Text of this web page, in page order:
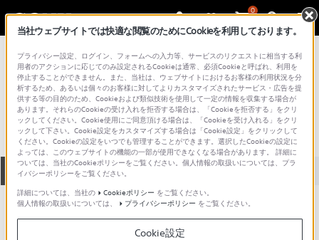
0
総合サポート・お問い合わせ その他のデジタルミュージックプレーヤー
NW-S746
全て ダウンロード 取扱説明書 Q&A
製品に関する重要なお知らせ
お知らせ
当社ウェブサイトでは快適な閲覧のためにCookieを利用しております。
プライバシー設定、ログイン、フォームへの入力等、サービスのリクエストに相当する利
用者のアクションに応じてのみ設定されるCookieは通常、必須Cookieと呼ばれ、利用を
停止することができません。また、当社は、ウェブサイトにおけるお客様の利用状況を分
析するため、あるいは個々のお客様に対してよりカスタマイズされたサービス・広告を提
供する等の目的のため、Cookieおよび類似技術を使用して一定の情報を収集する場合が
あります。それらのCookieの受け入れを拒否する場合は、「Cookieを拒否する」をクリ
ックしてください。Cookie使用にご同意頂ける場合は、「Cookieを受け入れる」をクリ
ックして下さい。Cookie設定をカスタマイズする場合は「Cookie設定」をクリックして
ください。Cookieの設定をいつでも管理することができます。選択したCookieの設定に
よっては、このウェブサイトの機能の一部が使用できなくなる場合があります。 詳細に
ついては、当社のCookieポリシーをご覧ください。個人情報の取扱いについては、プラ
イバシーポリシーをご覧ください。
詳細については、当社の
Cookieポリシー をご覧ください。
個人情報の取扱いについては、
プライバシーポリシー をご覧ください。
Cookie設定